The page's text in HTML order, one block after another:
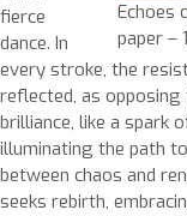
Echoes
paper –
fierce
dance. In
every stroke, the
reflected, as
brilliance, like a spark
illuminating the path
between chaos and
seeks rebirth,